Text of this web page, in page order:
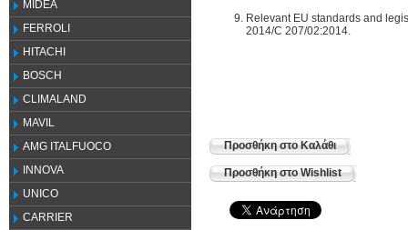
MIDEA
FERROLI
HITACHI
BOSCH
CLIMALAND
MAVIL
AMG ITALFUOCO
INNOVA
UNICO
CARRIER
Relevant EU standards and
2014/C 207/02:2014.
Προσθήκη στο Καλάθι
Προσθήκη στο Wishlist